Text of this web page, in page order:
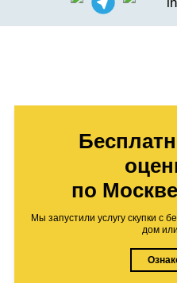
по
Мы запустили услугу скупки с
дом